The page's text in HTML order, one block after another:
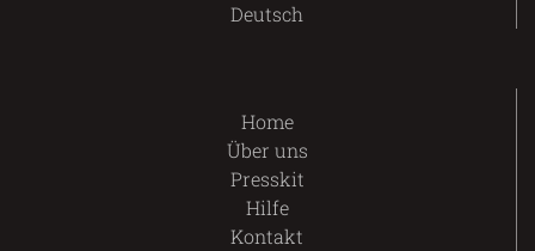
Deutsch
Home
Über uns
Presskit
Hilfe
Kontakt